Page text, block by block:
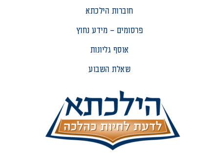
חוברות הילכתא
פרסומים – מידע נחוץ
אוסף גליונות
שאלת השבוע